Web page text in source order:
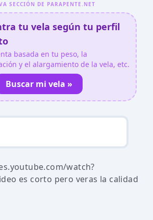
SECCIÓN DE PARAPENTE.NET
tu vela según tu perfil
basada en tu peso, la
y el alargamiento de la vela, etc.
Buscar mi vela »
watch?
es corto pero veras la calidad